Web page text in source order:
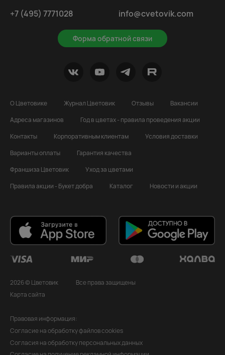
+7 (495) 7771028
Форма обратной связи
info@cvetovik.com
О Цветовике Журнал Цветовик Отзывы
Вакансии
Адреса магазинов
Год в цветах - правила проведения акции
Контакты
Корпоративным клиентам
Условия доставки
Варианты оплаты
Гарантия качества
Франшиза Цветовик
Уход за цветами
Правила акции - Букет добра
Каталог Новости и акции
2026 © Цветовик
Все права защищены
Карта сайта
Правовая информация:
Согласие на обработку файлов cookies
Согласия на обработку персональных данных